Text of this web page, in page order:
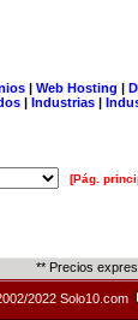
| Web Hosting |
| Industrias |
[Pág.
** Precios
2022 Solo10.com